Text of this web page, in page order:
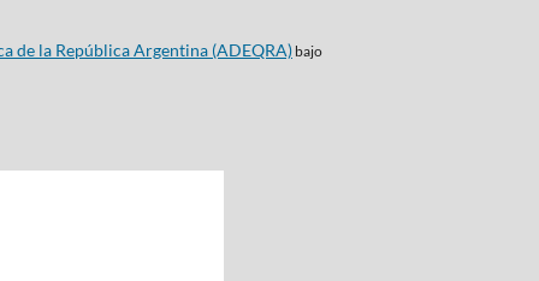
de la República Argentina (ADEQRA)bajo